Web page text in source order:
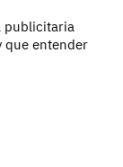
publicitaria
que entender